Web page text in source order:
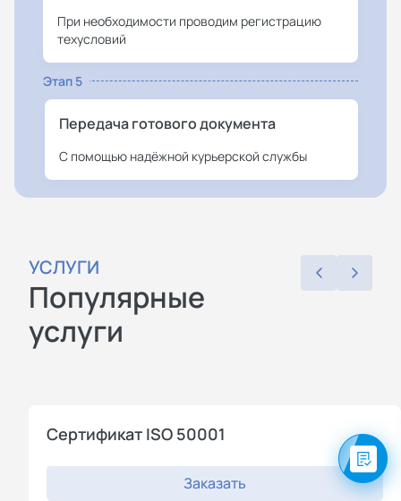
При необходимости проводим регистрацию
техусловий
Этап 5
Передача готового документа
С помощью надёжной курьерской службы
УСЛУГИ
Популярные
услуги
Сертификат ISO 50001
Заказать